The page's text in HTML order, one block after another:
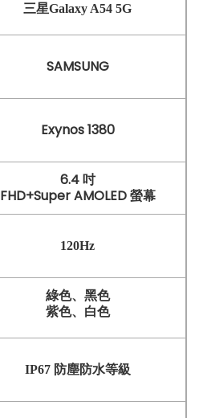
三星Galaxy A54 5G
SAMSUNG
Exynos 1380
6.4 吋
FHD+Super AMOLED 螢幕
120Hz
綠色、黑色
紫色、白色
IP67 防塵防水等級